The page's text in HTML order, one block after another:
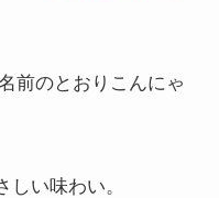
前のとおりこんにゃ
しい味わい。